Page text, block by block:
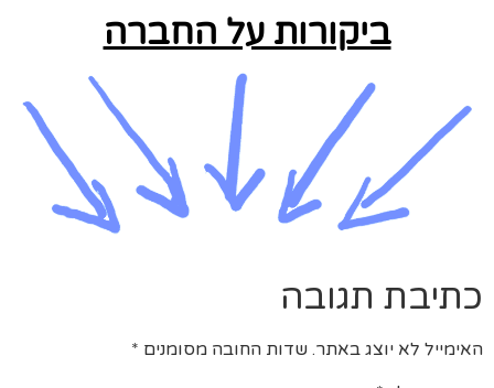
ביקורות על החברה
כתיבת תגובה
האימייל לא יוצג באתר. שדות החובה מסומנים *